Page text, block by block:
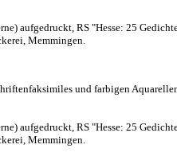
aufgedruckt, RS "Hesse: 25
Memmingen.
und farbigen
aufgedruckt, RS "Hesse: 25
Memmingen.